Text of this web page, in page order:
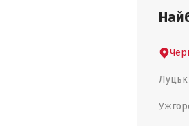
Луцьк